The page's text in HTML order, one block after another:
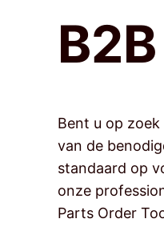
B2B
Bent u op zoek
van de
standaard op
onze
Parts Order